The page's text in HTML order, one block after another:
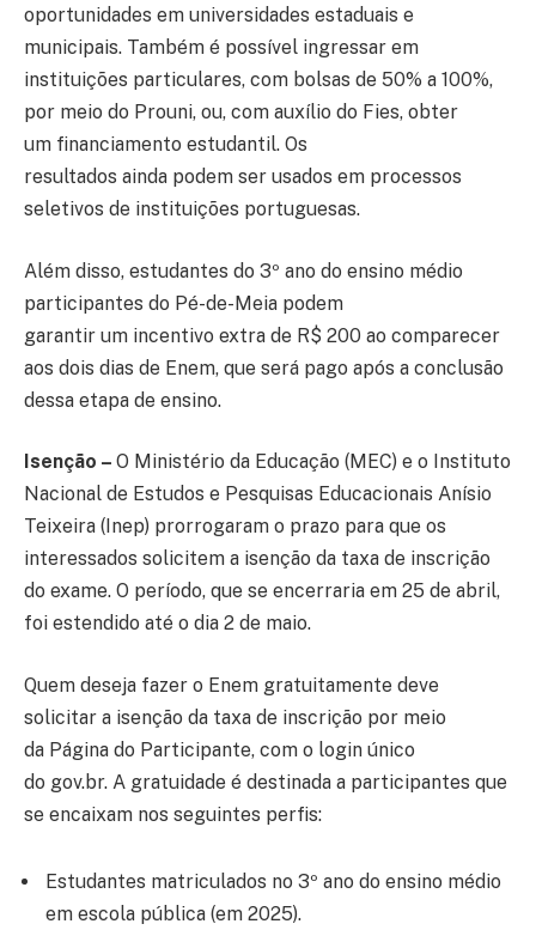
oportunidades em universidades estaduais e
municipais. Também é possível ingressar em
instituições particulares, com bolsas de 50% a 100%,
por meio do Prouni, ou, com auxílio do Fies, obter
um financiamento estudantil. Os
resultados ainda podem ser usados em processos
seletivos de instituições portuguesas.
Além disso, estudantes do 3º ano do ensino médio
participantes do Pé-de-Meia podem
garantir um incentivo extra de R$ 200 ao comparecer
aos dois dias de Enem, que será pago após a conclusão
dessa etapa de ensino.
Isenção – O Ministério da Educação (MEC) e o Instituto
Nacional de Estudos e Pesquisas Educacionais Anísio
Teixeira (Inep) prorrogaram o prazo para que os
interessados solicitem a isenção da taxa de inscrição
do exame. O período, que se encerraria em 25 de abril,
foi estendido até o dia 2 de maio.
Quem deseja fazer o Enem gratuitamente deve
solicitar a isenção da taxa de inscrição por meio
da Página do Participante, com o login único
do gov.br. A gratuidade é destinada a participantes que
se encaixam nos seguintes perfis:
Estudantes matriculados no 3º ano do ensino médio
em escola pública (em 2025).